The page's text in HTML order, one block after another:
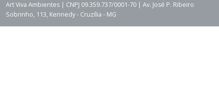
Art Viva Ambientes | CNPJ 09.359.737/0001-70 | Av. José P. Ribeiro
Sobrinho, 113, Kennedy - Cruzília - MG